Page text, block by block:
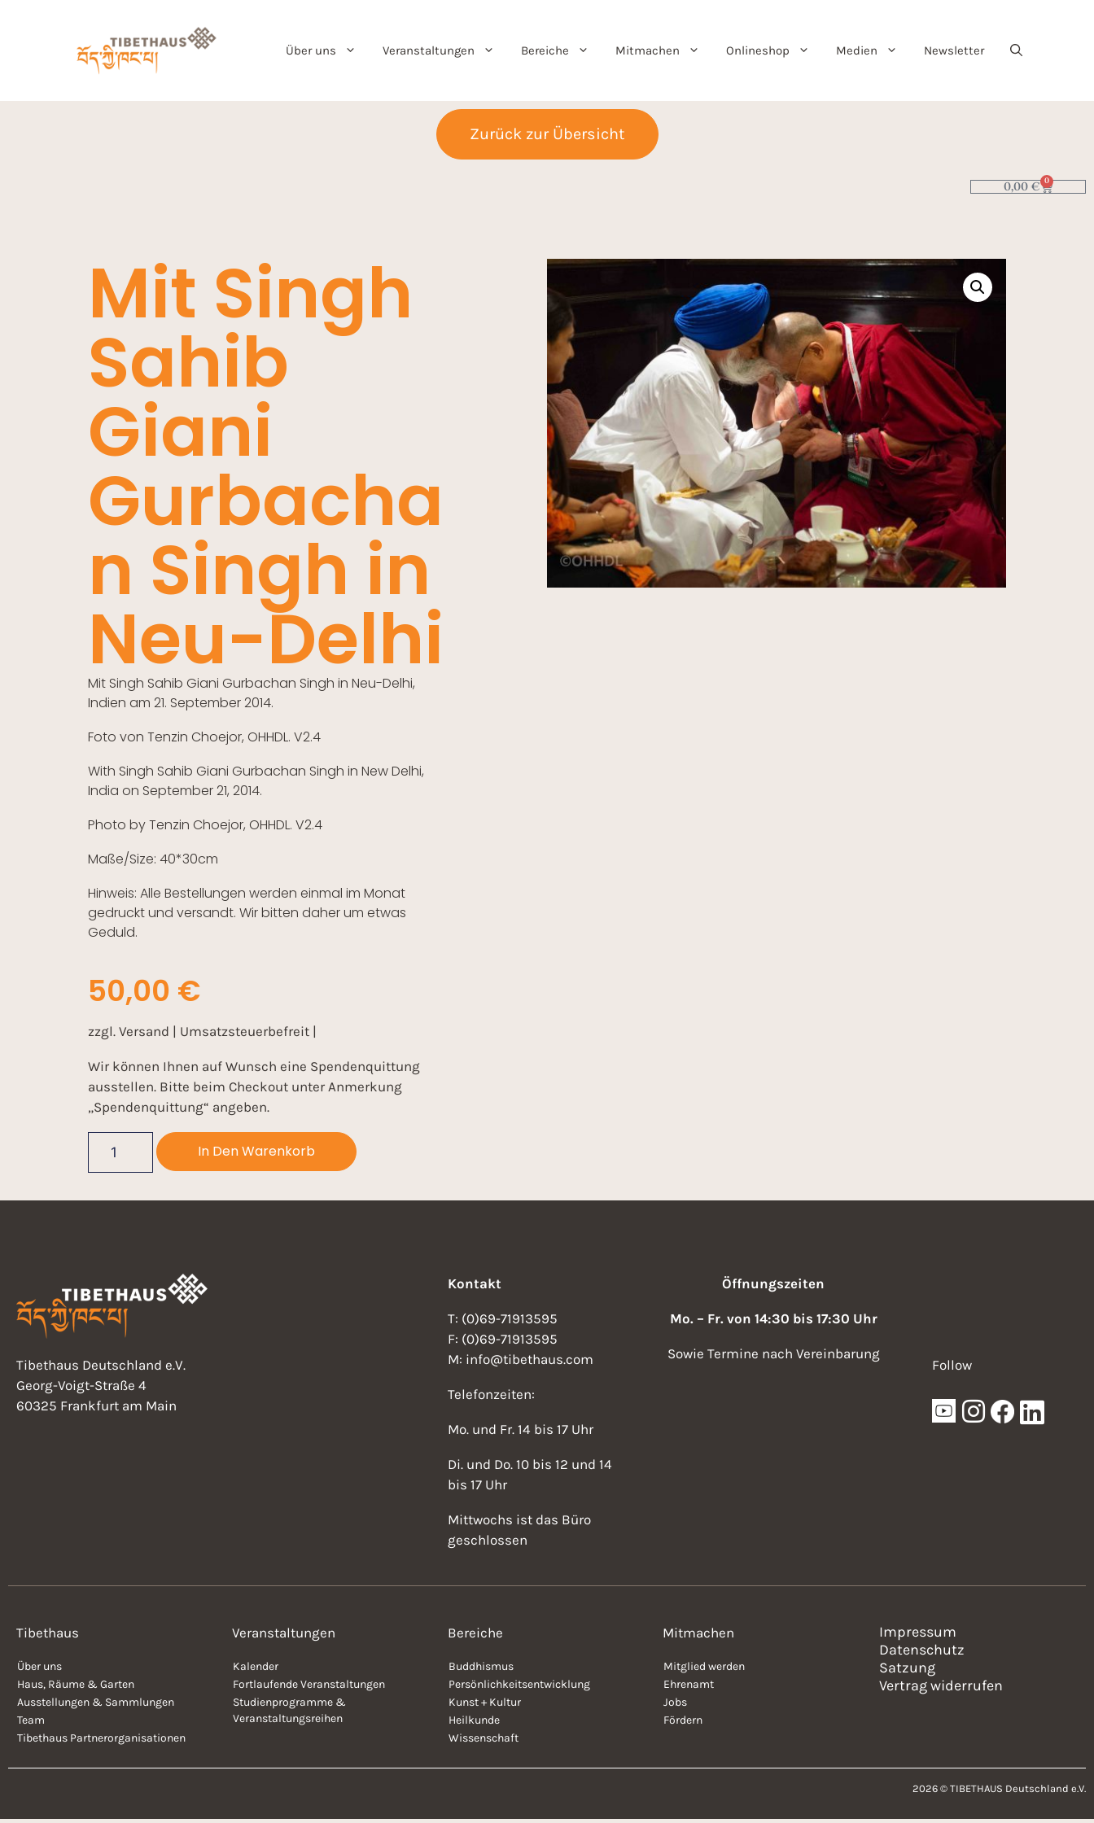
Über uns Veranstaltungen Bereiche Mitmachen Onlineshop Medien Newsletter
Zurück zur Übersicht
0,00 € 0
Mit Singh
Sahib
Giani
Gurbacha
n Singh in
Neu-Delhi
Mit Singh Sahib Giani Gurbachan Singh in Neu-Delhi,
Indien am 21. September 2014.
Foto von Tenzin Choejor, OHHDL. V2.4
With Singh Sahib Giani Gurbachan Singh in New Delhi,
India on September 21, 2014.
Photo by Tenzin Choejor, OHHDL. V2.4
Maße/Size: 40*30cm
Hinweis: Alle Bestellungen werden einmal im Monat
gedruckt und versandt. Wir bitten daher um etwas
Geduld.
50,00 €
zzgl. Versand | Umsatzsteuerbefreit |
Wir können Ihnen auf Wunsch eine Spendenquittung
ausstellen. Bitte beim Checkout unter Anmerkung
„Spendenquittung“ angeben.
In Den Warenkorb
Tibethaus Deutschland e.V.
Georg-Voigt-Straße 4
60325 Frankfurt am Main
Kontakt
T: (0)69-71913595
F: (0)69-71913595
M: info@tibethaus.com
Telefonzeiten:
Mo. und Fr. 14 bis 17 Uhr
Di. und Do. 10 bis 12 und 14
bis 17 Uhr
Mittwochs ist das Büro
geschlossen
Öffnungszeiten
Mo. – Fr. von 14:30 bis 17:30 Uhr
Sowie Termine nach Vereinbarung
Follow
Tibethaus
Über uns
Haus, Räume & Garten
Ausstellungen & Sammlungen
Team
Tibethaus Partnerorganisationen
Veranstaltungen
Kalender
Fortlaufende Veranstaltungen
Studienprogramme &
Veranstaltungsreihen
Bereiche
Buddhismus
Persönlichkeitsentwicklung
Kunst + Kultur
Heilkunde
Wissenschaft
Mitmachen
Mitglied werden
Ehrenamt
Jobs
Fördern
Impressum
Datenschutz
Satzung
Vertrag widerrufen
2026 © TIBETHAUS Deutschland e.V.